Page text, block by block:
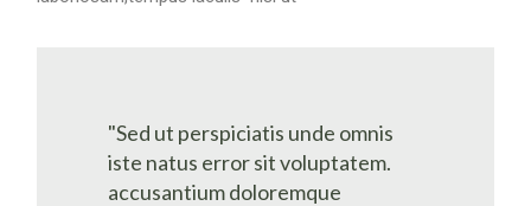
"Sed ut perspiciatis unde omnis
iste natus error sit voluptatem.
accusantium doloremque